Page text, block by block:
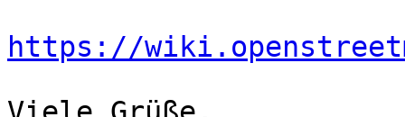
https://